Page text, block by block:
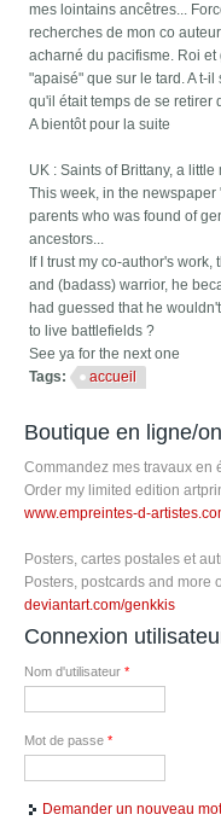
mes lointains ancêtres...
recherches de mon co
acharné du pacifisme. Roi
"apaisé" que sur le tard. A t-
qu'il était temps de se retirer
A bientôt pour la suite
UK : Saints of Brittany, a
This week, in the newspaper
parents who was found of
ancestors...
If I trust my co-author's
and (badass) warrior, he
had guessed that he
to live battlefields ?
See ya for the next one
Tags:
accueil
Boutique en ligne/
Commandez mes travaux en
Order my limited edition
www.empreintes-d-
Posters, cartes postales et
Posters, postcards and more
deviantart.com/genkkis
Connexion
Nom d'utilisateur *
Mot de passe *
Demander un nouveau